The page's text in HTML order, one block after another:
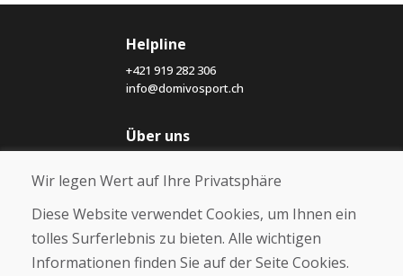
Helpline
+421 919 282 306
info@domivosport.ch
Über uns
Über uns
Kontakt
Kaufen
Wir legen Wert auf Ihre Privatsphäre
Diese Website verwendet Cookies, um Ihnen ein
tolles Surferlebnis zu bieten. Alle wichtigen
Informationen finden Sie auf der Seite Cookies.